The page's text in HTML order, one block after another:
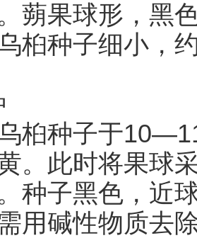
蒴果球形，黑
桕种子细小
种子于10―11
。此时将果球
种子黑色，近
用碱性物质去